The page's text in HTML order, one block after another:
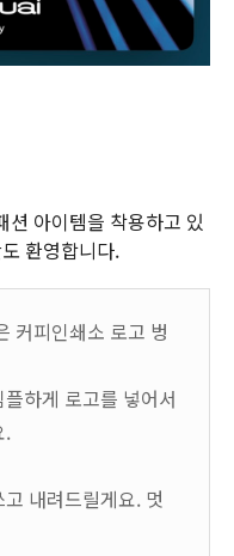
션 아이템을 착용하고 있
환영합니다.
커피인쇄소 로고 벙
하게 로고를 넣어서
.
내려드릴게요. 멋